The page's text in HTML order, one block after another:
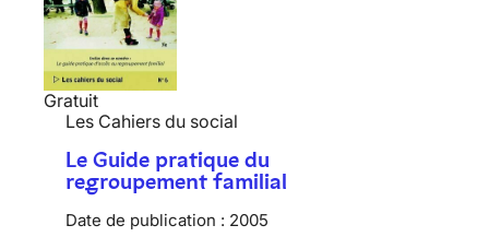
Gratuit
Les Cahiers du social
Le Guide pratique du
regroupement familial
Date de publication : 2005